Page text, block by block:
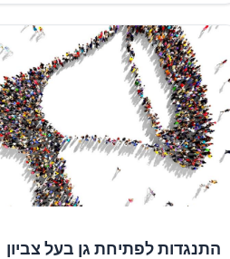
התנגדות לפתיחת גן בעל צביון